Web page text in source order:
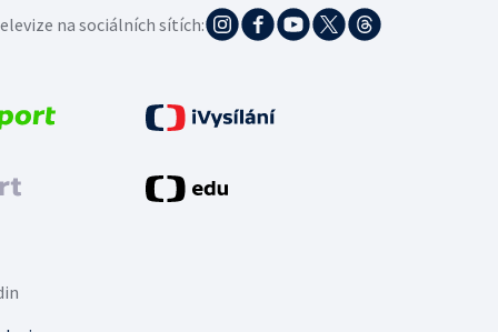
na sociálních sítích: